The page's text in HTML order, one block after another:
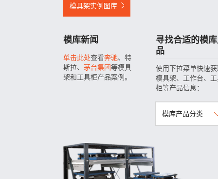
模具架实例图库
模库新闻
单击此处查看奔驰、特
斯拉、 茅台集团等模具
架和工具柜产品案例。
寻找合适的模
品
使用下拉菜单快速
模具架、工作台、
柜等产品信息：
模库产品分类